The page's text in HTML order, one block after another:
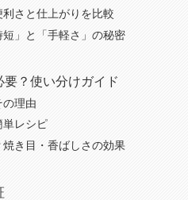
さと仕上がりを比較
」と「手軽さ」の秘密
？使い分けガイド
理由
レシピ
き目・香ばしさの効果